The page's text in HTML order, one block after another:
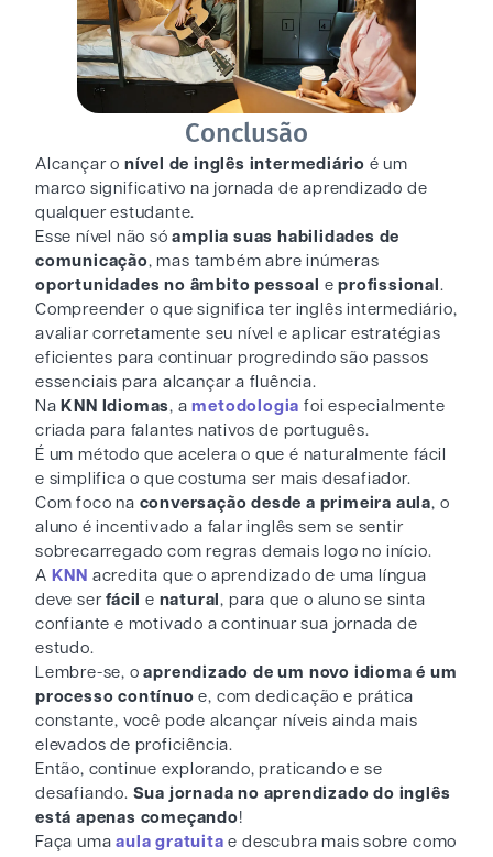
Conclusão
Alcançar o nível de inglês intermediário é um
marco significativo na jornada de aprendizado de
qualquer estudante.
Esse nível não sóamplia suas habilidades de
comunicação, mas também abre inúmeras
oportunidades no âmbito pessoal eprofissional .
Compreender o que significa ter inglês intermediário,
avaliar corretamente seu nível e aplicar estratégias
eficientes para continuar progredindo são passos
essenciais para alcançar a fluência.
Na KNN Idiomas, ametodologia foi especialmente
criada para falantes nativos de português.
É um método que acelera o que é naturalmente fácil
e simplifica o que costuma ser mais desafiador.
Com foco na conversação desde a primeira aula, o
aluno é incentivado a falar inglês sem se sentir
sobrecarregado com regras demais logo no início.
A KNN acredita que o aprendizado de uma língua
deve serfácile natural, para que o aluno se sinta
confiante e motivado a continuar sua jornada de
estudo.
Lembre-se, oaprendizado de um novo idioma é um
processo contínuo e, com dedicação e prática
constante, você pode alcançar níveis ainda mais
elevados de proficiência.
Então, continue explorando, praticando e se
desafiando. Sua jornada no aprendizado do inglês
está apenas começando!
Faça umaaula gratuita e descubra mais sobre como